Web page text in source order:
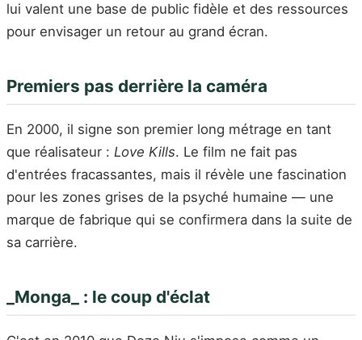
lui valent une base de public fidèle et des ressources
pour envisager un retour au grand écran.
Premiers pas derrière la caméra
En 2000, il signe son premier long métrage en tant
que réalisateur : Love Kills. Le film ne fait pas
d'entrées fracassantes, mais il révèle une fascination
pour les zones grises de la psyché humaine — une
marque de fabrique qui se confirmera dans la suite de
sa carrière.
_Monga_ : le coup d'éclat